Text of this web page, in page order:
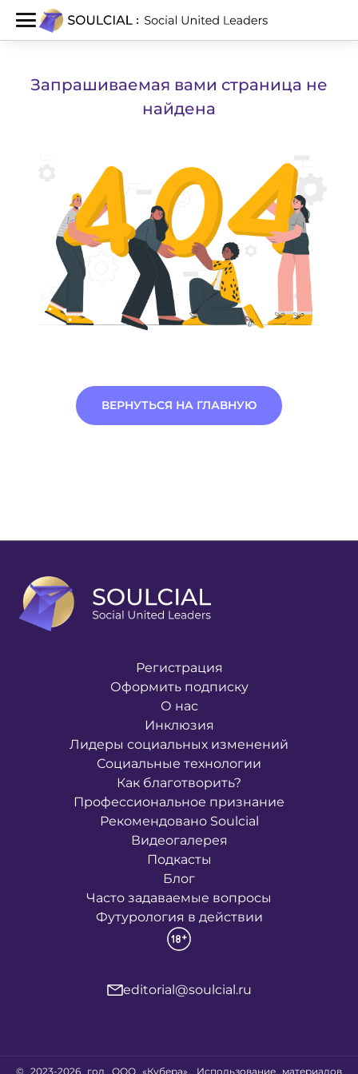
Запрашиваемая вами страница не
найдена
ВЕРНУТЬСЯ НА ГЛАВНУЮ
Регистрация
Оформить подписку
О нас
Инклюзия
Лидеры социальных изменений
Социальные технологии
Как благотворить?
Профессиональное признание
Рекомендовано Soulcial
Видеогалерея
Подкасты
Блог
Часто задаваемые вопросы
Футурология в действии
editorial@soulcial.ru
© 2023-2026 год ООО «Кубера». Использование материалов